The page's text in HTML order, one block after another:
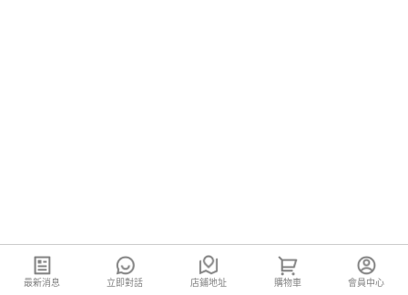
最新消息 立即對話 店鋪地址 購物車 會員中心